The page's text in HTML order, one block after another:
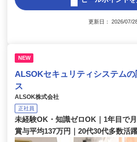
更新日： 2026/07/
NEW
ALSOKセキュリティシステム
ス
ALSOK株式会社
正社員
未経験OK・知識ゼロOK｜1年目で
賞与平均137万円｜20代30代多数活